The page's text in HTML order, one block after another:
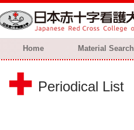
Home Material Search
Periodical List